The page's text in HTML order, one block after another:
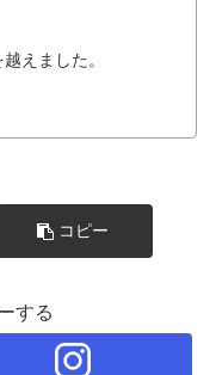
えました。
コピー
する